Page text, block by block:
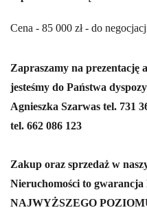
Cena - 85 000 zł - do
Zapraszamy na prezentację
jesteśmy do Państwa
Agnieszka Szarwas tel. 731
tel. 662 086 123
Zakup oraz sprzedaż w
Nieruchomości to
NAJWYŻSZEGO